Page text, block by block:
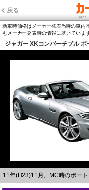
戻る
新車時価格はメーカー発表当時の車両
もメーカー発表時の情報に基いています
ジャガー XKコンバーチブル ポ
11年(H23)11月、MC時のポー